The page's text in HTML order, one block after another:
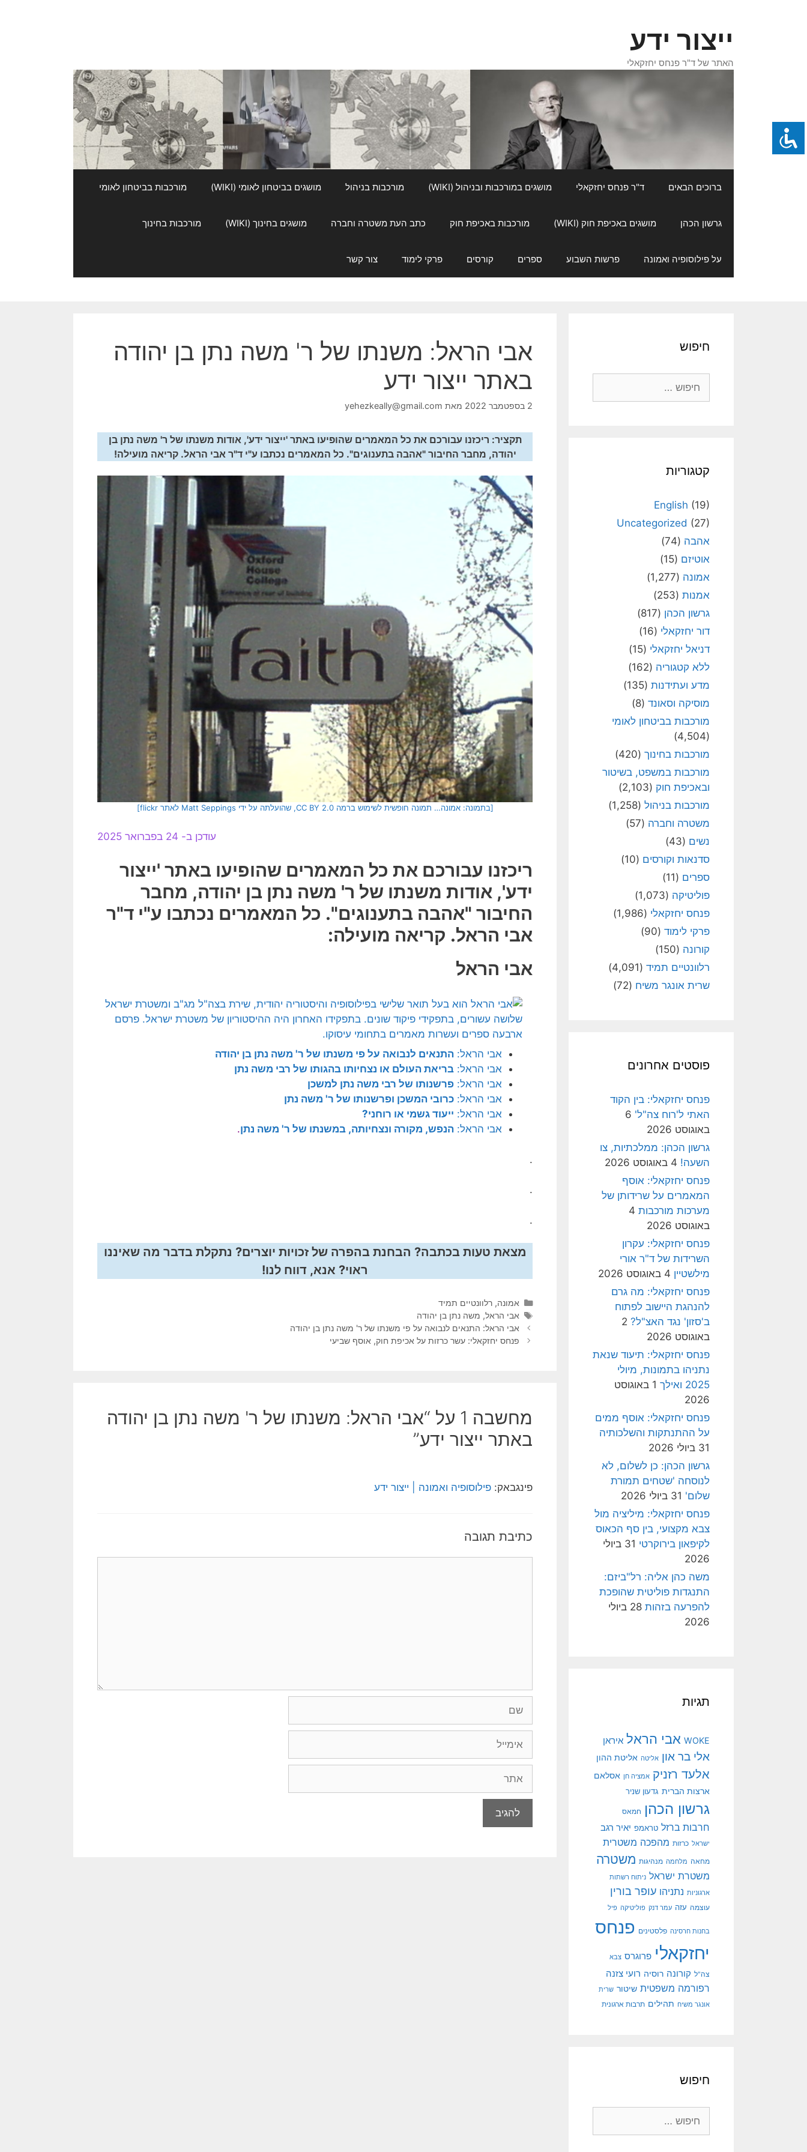
ייצור ידע
האתר של ד"ר פנחס יחזקאלי
ברוכים הבאים ד"ר פנחס יחזקאלי מושגים במורכבות ובניהול (WIKI) מורכבות בניהול מושגים בביטחון לאומי (WIKI) מורכבות בביטחון לאומי
גרשון הכהן מושגים באכיפת חוק (WIKI) מורכבות באכיפת חוק כתב העת משטרה וחברה מושגים בחינוך (WIKI) מורכבות בחינוך
על פילוסופיה ואמונה פרשות השבוע ספרים קורסים פרקי לימוד צור קשר
אבי הראל: משנתו של ר' משה נתן בן יהודה
באתר ייצור ידע
2 בספטמבר 2022 מאת yehezkeally@gmail.com
תקציר: ריכזנו עבורכם את כל המאמרים שהופיעו באתר 'ייצור ידע', אודות משנתו של ר' משה נתן בן
יהודה, מחבר החיבור "אהבה בתענוגים". כל המאמרים נכתבו ע"י ד"ר אבי הראל. קריאה מועילה!
[בתמונה: אמונה… תמונה חופשית לשימוש ברמה CC BY 2.0, שהועלתה על ידי Matt Seppings לאתר flickr]
עודכן ב- 24 בפברואר 2025
ריכזנו עבורכם את כל המאמרים שהופיעו באתר 'ייצור
ידע', אודות משנתו של ר' משה נתן בן יהודה, מחבר
החיבור "אהבה בתענוגים". כל המאמרים נכתבו ע"י ד"ר
אבי הראל. קריאה מועילה:
אבי הראל
אבי הראל: התנאים לנבואה על פי משנתו של ר' משה נתן בן יהודה
אבי הראל: בריאת העולם או נצחיותו בהגותו של רבי משה נתן
אבי הראל: פרשנותו של רבי משה נתן למשכן
אבי הראל: כרובי המשכן ופרשנותו של ר' משה נתן
אבי הראל: ייעוד גשמי או רוחני?
אבי הראל: הנפש, מקורה ונצחיותה, במשנתו של ר' משה נתן.
.
.
.
מצאת טעות בכתבה? הבחנת בהפרה של זכויות יוצרים? נתקלת בדבר מה שאיננו
ראוי? אנא, דווח לנו!
קטגוריות
אמונה, רלוונטיים תמיד
תגיות
אבי הראל, משה נתן בן יהודה
אבי הראל: התנאים לנבואה על פי משנתו של ר' משה נתן בן יהודה
פנחס יחזקאלי: עשר כרזות על אכיפת חוק, אוסף שביעי
מחשבה 1 על “אבי הראל: משנתו של ר' משה נתן בן יהודה
באתר ייצור ידע”
פינגבאק: פילוסופיה ואמונה | ייצור ידע
כתיבת תגובה
חיפוש
קטגוריות
English (19)
Uncategorized (27)
אהבה (74)
אוטיזם (15)
אמונה (1,277)
אמנות (253)
גרשון הכהן (817)
דור יחזקאלי (16)
דניאל יחזקאלי (15)
ללא קטגוריה (162)
מדע ועתידנות (135)
מוסיקה וסאונד (8)
מורכבות בביטחון לאומי
(4,504)
מורכבות בחינוך (420)
מורכבות במשפט, בשיטור
ובאכיפת חוק (2,103)
מורכבות בניהול (1,258)
משטרה וחברה (57)
נשים (43)
סדנאות וקורסים (10)
ספרים (11)
פוליטיקה (1,073)
פנחס יחזקאלי (1,986)
פרקי לימוד (90)
קורונה (150)
רלוונטיים תמיד (4,091)
שרית אונגר משיח (72)
פוסטים אחרונים
פנחס יחזקאלי: בין הקוד
האתי ל'רוח צה"ל' 6
באוגוסט 2026
גרשון הכהן: ממלכתיות, צו
השעה! 4 באוגוסט 2026
פנחס יחזקאלי: אוסף
המאמרים על שרידותן של
מערכות מורכבות 4
באוגוסט 2026
פנחס יחזקאלי: עקרון
השרידות של ד"ר אורי
מילשטיין 4 באוגוסט 2026
פנחס יחזקאלי: מה גרם
להנהגת היישוב לפתוח
ב'סזון' נגד האצ"ל? 2
באוגוסט 2026
פנחס יחזקאלי: תיעוד שנאת
נתניהו בתמונות, מיולי
2025 ואילך
1 באוגוסט
2026
פנחס יחזקאלי: אוסף ממים
על ההתנתקות והשלכותיה
31 ביולי 2026
גרשון הכהן: כן לשלום, לא
לנוסחה 'שטחים תמורת
שלום' 31 ביולי 2026
פנחס יחזקאלי: מיליציה מול
צבא מקצועי, בין סף הכאוס
לקיפאון בירוקרטי
31 ביולי
2026
משה כהן אליה: רל"ביזם:
התנגדות פוליטית שהופכת
להפרעה בזהות
28 ביולי
2026
תגיות
WOKE אבי הראל איראן
אלי בר און אליטה אליטת ההון
אלעד רזניק אמציה חן אסלאם
ארצות הברית גדעון שניר
גרשון הכהן חמאס
חרבות ברזל טראמפ יאיר רגב
ישראל כרזות מהפכה משטרית
מחאה מלחמה מנהיגות משטרה
משטרת ישראל ניתוח רשתות
ארגוניות נתניהו עופר בורין
עוצמה עזה עמר דנק פוליטיקה פיל
בחנות חרסינה פלסטינים פנחס
יחזקאלי פרוגרס צבא
צה"ל קורונה רוסיה רועי צזנה
רפורמה משפטית שיטור שרית
אונגר משיח תהילים תרבות ארגונית
חיפוש